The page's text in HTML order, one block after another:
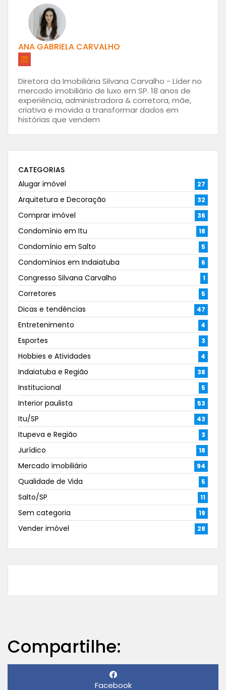
ANA GABRIELA CARVALHO
Diretora da Imobiliária Silvana Carvalho - Líder no
mercado imobiliário de luxo em SP. 18 anos de
experiência, administradora & corretora, mãe,
criativa e movida a transformar dados em
histórias que vendem
CATEGORIAS
Alugar imóvel
27
Arquitetura e Decoração 32
Comprar imóvel 36
Condomínio em Itu 18
Condomínio em Salto 5
Condomínios em Indaiatuba 6
Congresso Silvana Carvalho 1
Corretores 5
Dicas e tendências 47
Entretenimento 4
Esportes 3
Hobbies e Atividades 4
Indaiatuba e Região 38
Institucional 5
Interior paulista 53
Itu/SP 43
Itupeva e Região 3
Jurídico 18
Mercado imobiliário 94
Qualidade de Vida 5
Salto/SP 11
Sem categoria 19
Vender imóvel 28
Compartilhe:
Facebook